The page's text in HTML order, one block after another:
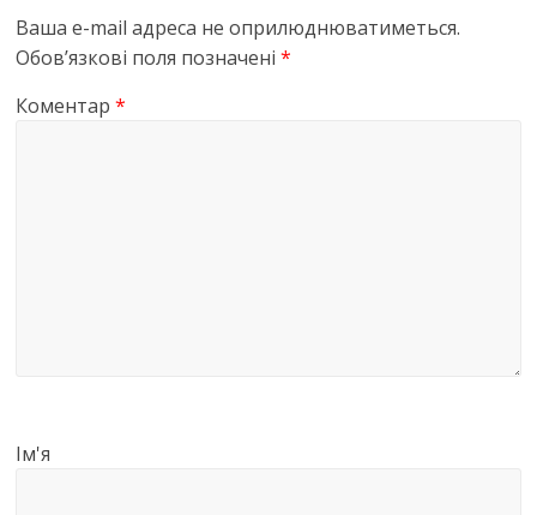
Ваша e-mail адреса не оприлюднюватиметься.
Обов’язкові поля позначені*
Коментар*
Ім'я